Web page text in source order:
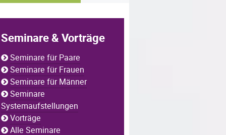
Seminare & Vorträge
Seminare für Paare
Seminare für Frauen
Seminare für Männer
Seminare
Systemaufstellungen
Vorträge
Alle Seminare